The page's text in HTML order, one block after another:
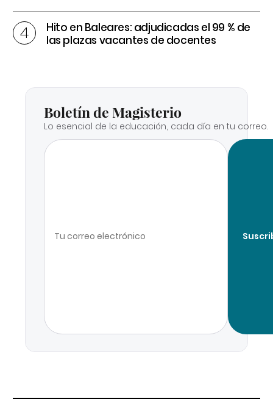
Hito en Baleares: adjudicadas el 99 % de
las plazas vacantes de docentes
Boletín de Magisterio
Lo esencial de la educación, cada día en tu correo.